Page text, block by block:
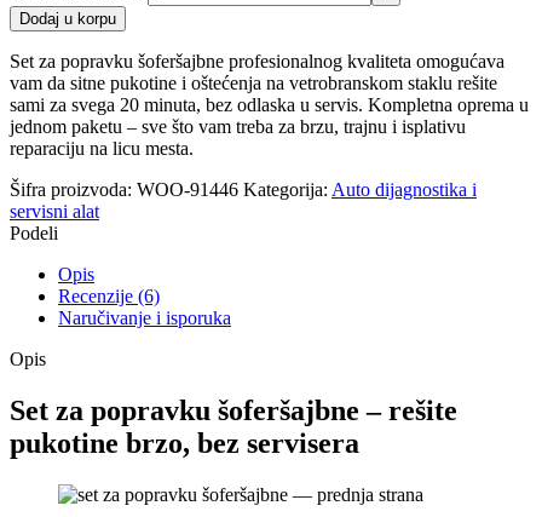
Dodaj u korpu
Set za popravku šoferšajbne profesionalnog kvaliteta omogućava
vam da sitne pukotine i oštećenja na vetrobranskom staklu rešite
sami za svega 20 minuta, bez odlaska u servis. Kompletna oprema u
jednom paketu – sve što vam treba za brzu, trajnu i isplativu
reparaciju na licu mesta.
Šifra proizvoda: WOO-91446 Kategorija: Auto dijagnostika i
servisni alat
Podeli
Opis
Recenzije (6)
Naručivanje i isporuka
Opis
Set za popravku šoferšajbne – rešite
pukotine brzo, bez servisera